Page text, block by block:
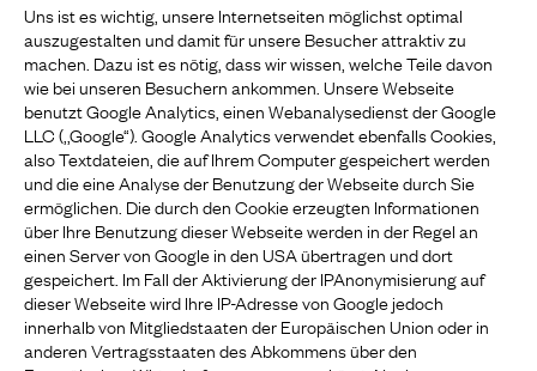
Uns ist es wichtig, unsere Internetseiten möglichst optimal
auszugestalten und damit für unsere Besucher attraktiv zu
machen. Dazu ist es nötig, dass wir wissen, welche Teile davon
wie bei unseren Besuchern ankommen. Unsere Webseite
benutzt Google Analytics, einen Webanalysedienst der Google
LLC (,,Google“). Google Analytics verwendet ebenfalls Cookies,
also Textdateien, die auf Ihrem Computer gespeichert werden
und die eine Analyse der Benutzung der Webseite durch Sie
ermöglichen. Die durch den Cookie erzeugten Informationen
über Ihre Benutzung dieser Webseite werden in der Regel an
einen Server von Google in den USA übertragen und dort
gespeichert. Im Fall der Aktivierung der IPAnonymisierung auf
dieser Webseite wird Ihre IP-Adresse von Google jedoch
innerhalb von Mitgliedstaaten der Europäischen Union oder in
anderen Vertragsstaaten des Abkommens über den